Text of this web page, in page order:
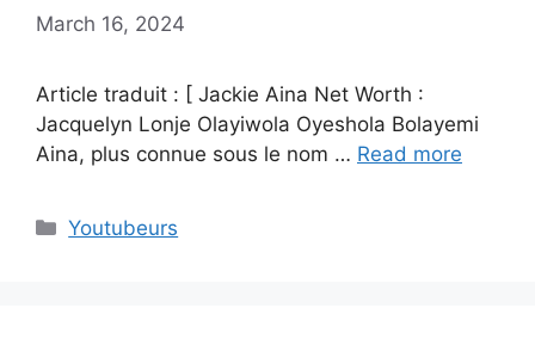
March 16, 2024
Article traduit : [ Jackie Aina Net Worth :
Jacquelyn Lonje Olayiwola Oyeshola Bolayemi
Aina, plus connue sous le nom … Read more
Categories
Youtubeurs